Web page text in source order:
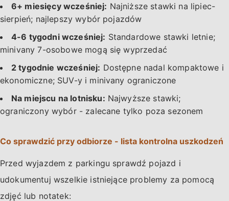
6+ miesięcy wcześniej: Najniższe stawki na lipiec-
sierpień; najlepszy wybór pojazdów
4-6 tygodni wcześniej: Standardowe stawki letnie;
minivany 7-osobowe mogą się wyprzedać
2 tygodnie wcześniej: Dostępne nadal kompaktowe i
ekonomiczne; SUV-y i minivany ograniczone
Na miejscu na lotnisku: Najwyższe stawki;
ograniczony wybór - zalecane tylko poza sezonem
Co sprawdzić przy odbiorze - lista kontrolna uszkodzeń
Przed wyjazdem z parkingu sprawdź pojazd i
udokumentuj wszelkie istniejące problemy za pomocą
zdjęć lub notatek: